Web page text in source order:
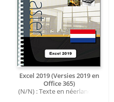
Excel 2019 (Versies 2019 en
Office 365)
(N/N) : Texte en néerlandais